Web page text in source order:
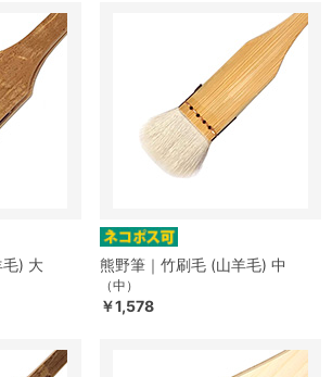
) 大 熊野筆｜竹刷毛 (山羊毛) 中
（中）
￥1,578